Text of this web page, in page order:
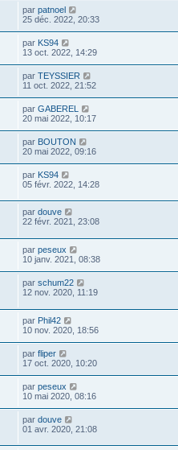
par patnoel
25 déc. 2022, 20:33
par KS94
13 oct. 2022, 14:29
par TEYSSIER
11 oct. 2022, 21:52
par GABEREL
20 mai 2022, 10:17
par BOUTON
20 mai 2022, 09:16
par KS94
05 févr. 2022, 14:28
par douve
22 févr. 2021, 23:08
par peseux
10 janv. 2021, 08:38
par schum22
12 nov. 2020, 11:19
par Phil42
10 nov. 2020, 18:56
par fliper
17 oct. 2020, 10:20
par peseux
10 mai 2020, 08:16
par douve
01 avr. 2020, 21:08